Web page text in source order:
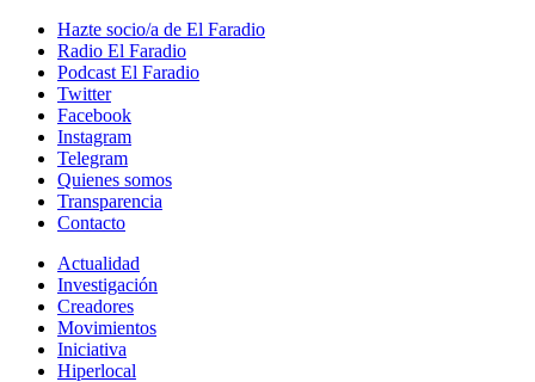
Hazte socio/a de El Faradio
Radio El Faradio
Podcast El Faradio
Twitter
Facebook
Instagram
Telegram
Quienes somos
Transparencia
Contacto
Actualidad
Investigación
Creadores
Movimientos
Iniciativa
Hiperlocal